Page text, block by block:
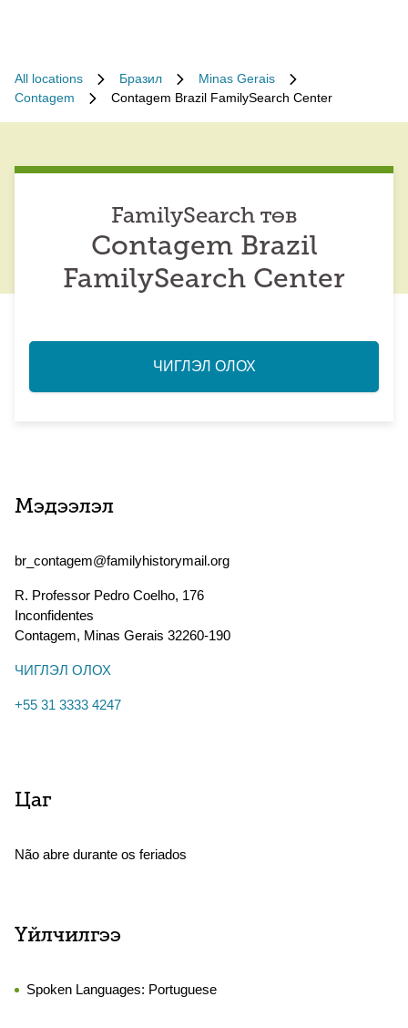
All locations Бразил
Minas Gerais
Contagem
Contagem Brazil FamilySearch Center
FamilySearch төв
Contagem Brazil
FamilySearch Center
ЧИГЛЭЛ ОЛОХ
Мэдээлэл
br_contagem@familyhistorymail.org
R. Professor Pedro Coelho, 176
Inconfidentes
Contagem, Minas Gerais 32260-190
ЧИГЛЭЛ ОЛОХ
+55 31 3333 4247
Цаг
Não abre durante os feriados
Үйлчилгээ
Spoken Languages: Portuguese